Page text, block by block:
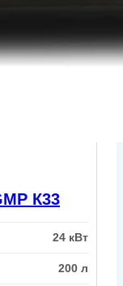
К33
24 кВт
200 л